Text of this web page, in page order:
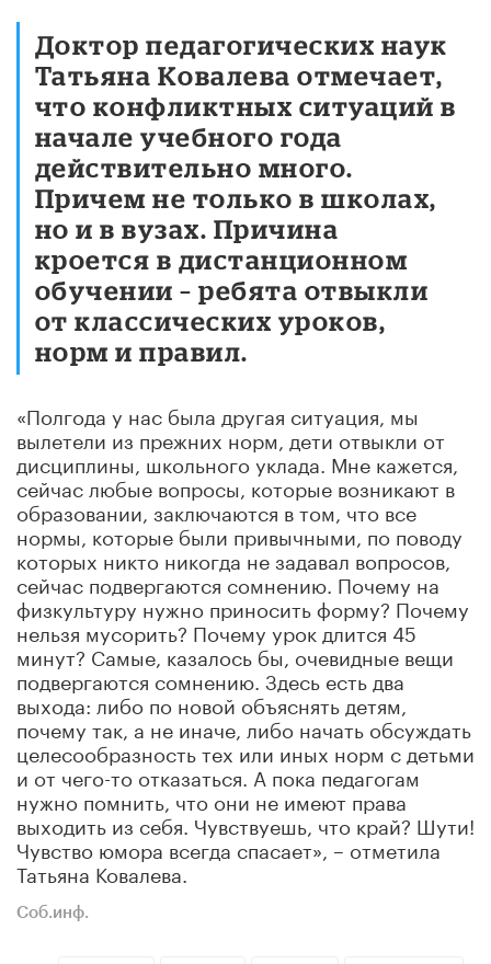
Доктор педагогических наук
Татьяна Ковалева отмечает,
что конфликтных ситуаций в
начале учебного года
действительно много.
Причем не только в школах,
но и в вузах. Причина
кроется в дистанционном
обучении – ребята отвыкли
от классических уроков,
норм и правил.
«Полгода у нас была другая ситуация, мы
вылетели из прежних норм, дети отвыкли от
дисциплины, школьного уклада. Мне кажется,
сейчас любые вопросы, которые возникают в
образовании, заключаются в том, что все
нормы, которые были привычными, по поводу
которых никто никогда не задавал вопросов,
сейчас подвергаются сомнению. Почему на
физкультуру нужно приносить форму? Почему
нельзя мусорить? Почему урок длится 45
минут? Самые, казалось бы, очевидные вещи
подвергаются сомнению. Здесь есть два
выхода: либо по новой объяснять детям,
почему так, а не иначе, либо начать обсуждать
целесообразность тех или иных норм с детьми
и от чего-то отказаться. А пока педагогам
нужно помнить, что они не имеют права
выходить из себя. Чувствуешь, что край? Шути!
Чувство юмора всегда спасает», – отметила
Татьяна Ковалева.
Соб.инф.